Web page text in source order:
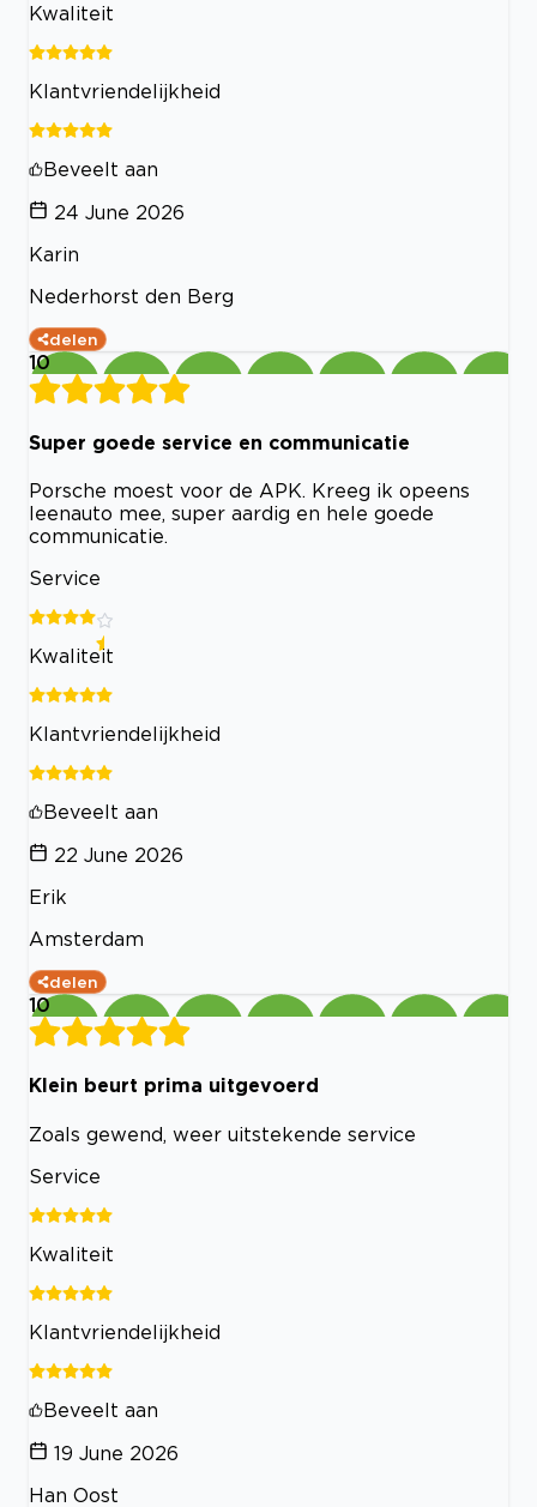
Kwaliteit
Klantvriendelijkheid
Beveelt aan
24 June 2026
Karin
Nederhorst den Berg
delen
10
Super goede service en communicatie
Porsche moest voor de APK. Kreeg ik opeens
leenauto mee, super aardig en hele goede
communicatie.
Service
Kwaliteit
Klantvriendelijkheid
Beveelt aan
22 June 2026
Erik
Amsterdam
delen
10
Klein beurt prima uitgevoerd
Zoals gewend, weer uitstekende service
Service
Kwaliteit
Klantvriendelijkheid
Beveelt aan
19 June 2026
Han Oost